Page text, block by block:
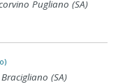
Pugliano (SA)
(SA)